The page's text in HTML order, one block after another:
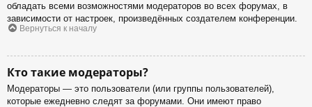
обладать всеми возможностями модераторов во всех форумах, в
зависимости от настроек, произведённых создателем конференции.
Вернуться к началу
Кто такие модераторы?
Модераторы — это пользователи (или группы пользователей),
которые ежедневно следят за форумами. Они имеют право